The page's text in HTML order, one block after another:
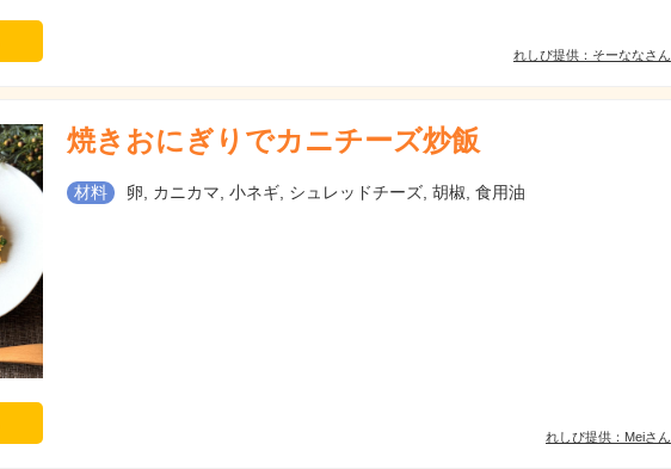
れしぴ提供：そーななさん
焼きおにぎりでカニチーズ炒飯
材料 卵, カニカマ, 小ネギ, シュレッドチーズ, 胡椒, 食用油
れしぴ提供：Meiさん